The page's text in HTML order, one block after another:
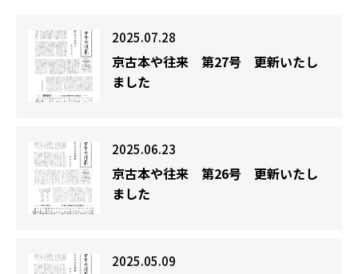
2025.07.28
京古本や往来 第27号 更新いたし
ました
2025.06.23
京古本や往来 第26号 更新いたし
ました
2025.05.09